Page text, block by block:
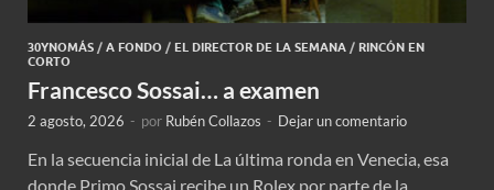
30YNOMÁS / A FONDO / EL DIRECTOR DE LA SEMANA / RINCÓN EN
CORTO
Francesco Sossai… a examen
2 agosto, 2026 - por Rubén Collazos - Dejar un comentario
En la secuencia inicial de La última ronda en Venecia, esa
donde Primo Sossai recibe un Rolex por parte de la